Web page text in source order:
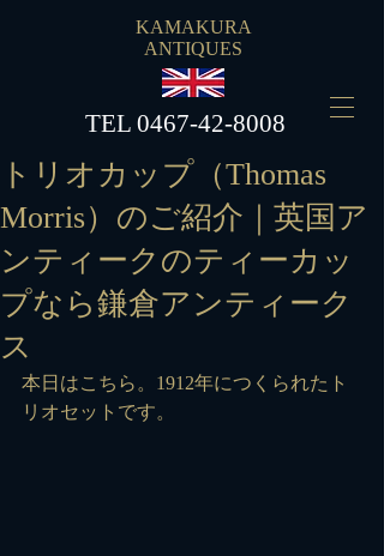
KAMAKURA
ANTIQUES
​TEL 0467-42-8008
トリオカップ（Thomas
Morris）のご紹介｜英国ア
ンティークのティーカッ
プなら鎌倉アンティーク
ス
本日はこちら。1912年につくられたト
リオセットです。